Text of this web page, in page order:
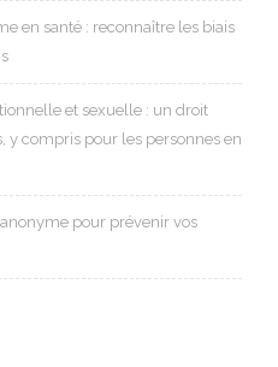
en santé : reconnaître les biais
et sexuelle : un droit
y compris pour les personnes en
pour prévenir vos